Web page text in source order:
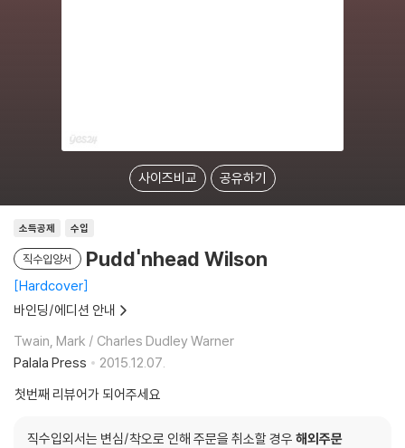
사이즈비교 공유하기
소득공제 수입
직수입양서 Pudd'nhead Wilson
Hardcover
바인딩/에디션 안내
Twain, Mark / Charles Dudley Warner
Palala Press
2015.12.07.
첫번째 리뷰어가 되어주세요
직수입외서는 변심/착오로 인해 주문을 취소할 경우 해외주문